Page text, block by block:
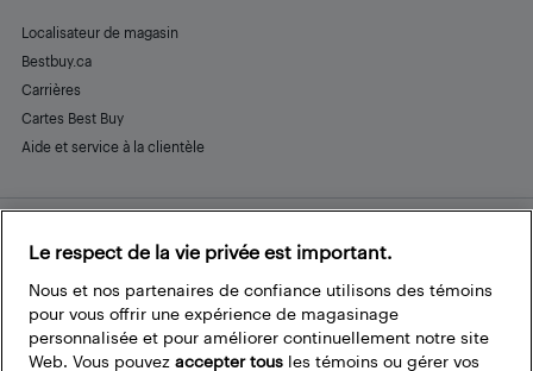
Localisateur de magasin
Bestbuy.ca
Carrières
Cartes Best Buy
Aide et service à la clientèle
Restez connecté
FacebookInstagram
PinterestLinkedInYouTube
Le respect de la vie privée est important.
Nous et nos partenaires de confiance utilisons des témoins
pour vous offrir une expérience de magasinage
personnalisée et pour améliorer continuellement notre site
Web. Vous pouvez accepter tous les témoins ou gérer vos